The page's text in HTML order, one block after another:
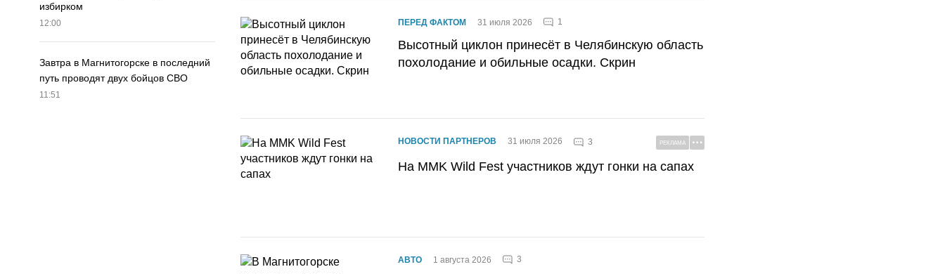
избирком
12:00
Завтра в Магнитогорске в последний
путь проводят двух бойцов СВО
11:51
ПЕРЕД ФАКТОМ 31 июля 2026 1
Высотный циклон принесёт в Челябинскую область
похолодание и обильные осадки. Скрин
НОВОСТИ ПАРТНЕРОВ 31 июля 2026 3 РЕКЛАМА
На MMK Wild Fest участников ждут гонки на сапах
АВТО 1 августа 2026 3